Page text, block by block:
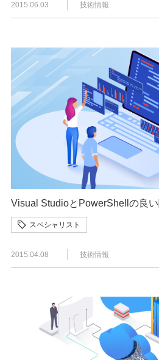
2015.06.03 技術情報
Visual StudioとPowerShellの良
スペシャリスト
2015.04.08 技術情報